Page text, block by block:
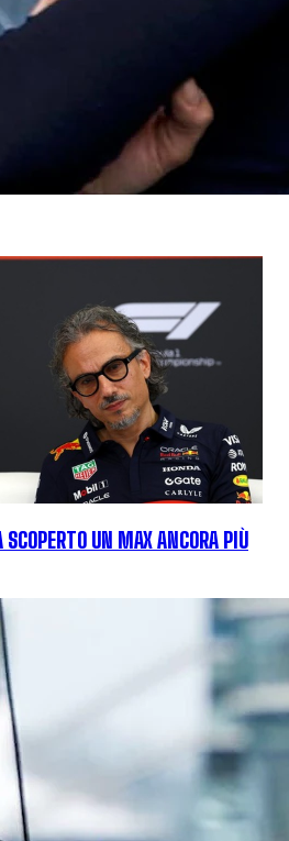
UN MAX ANCORA PIÙ